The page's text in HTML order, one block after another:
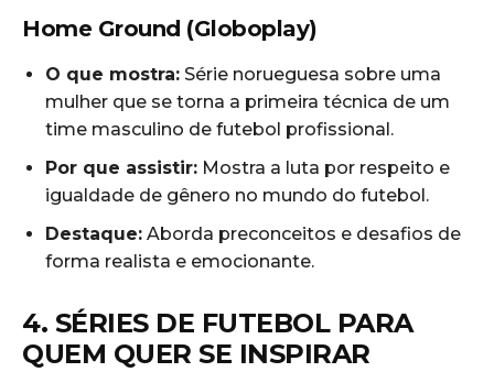
Home Ground (Globoplay)
O que mostra: Série norueguesa sobre uma
mulher que se torna a primeira técnica de um
time masculino de futebol profissional.
Por que assistir: Mostra a luta por respeito e
igualdade de gênero no mundo do futebol.
Destaque: Aborda preconceitos e desafios de
forma realista e emocionante.
4. SÉRIES DE FUTEBOL PARA
QUEM QUER SE INSPIRAR